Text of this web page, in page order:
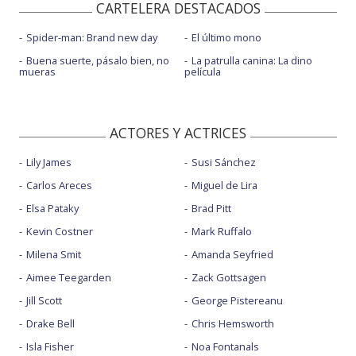
CARTELERA DESTACADOS
Spider-man: Brand new day
Buena suerte, pásalo bien, no
mueras
El último mono
La patrulla canina: La dino
película
ACTORES Y ACTRICES
Lily James
Carlos Areces
Elsa Pataky
Kevin Costner
Milena Smit
Aimee Teegarden
Jill Scott
Drake Bell
Isla Fisher
Susi Sánchez
Miguel de Lira
Brad Pitt
Mark Ruffalo
Amanda Seyfried
Zack Gottsagen
George Pistereanu
Chris Hemsworth
Noa Fontanals